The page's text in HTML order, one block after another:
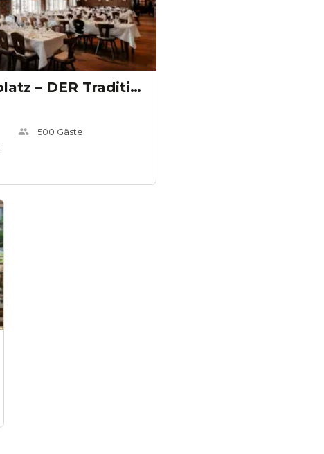
Mayer am Pfarrplatz – DER Traditionsheurige
500 Gäste